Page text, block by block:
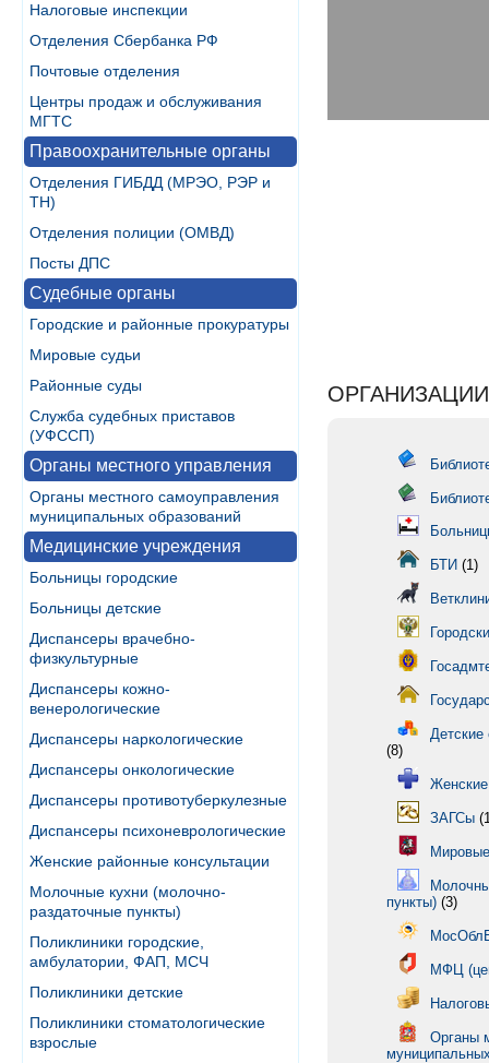
Налоговые инспекции
Отделения Сбербанка РФ
Почтовые отделения
Центры продаж и обслуживания
МГТС
Правоохранительные органы
Отделения ГИБДД (МРЭО, РЭР и
ТН)
Отделения полиции (ОМВД)
Посты ДПС
Судебные органы
Городские и районные прокуратуры
Мировые судьи
Районные суды
Служба судебных приставов
(УФССП)
Органы местного управления
Органы местного самоуправления
муниципальных образований
Медицинские учреждения
Больницы городские
Больницы детские
Диспансеры врачебно-
физкультурные
Диспансеры кожно-
венерологические
Диспансеры наркологические
Диспансеры онкологические
Диспансеры противотуберкулезные
Диспансеры психоневрологические
Женские районные консультации
Молочные кухни (молочно-
раздаточные пункты)
Поликлиники городские,
амбулатории, ФАП, МСЧ
Поликлиники детские
Поликлиники стоматологические
взрослые
БТИ (1)
(8)
Женские
ЗАГСы
пункты) (3)
МФЦ
Органы